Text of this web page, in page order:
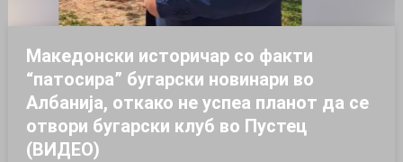
Македонски историчар со факти
“патосира” бугарски новинари во
Албанија, откако не успеа планот да се
отвори бугарски клуб во Пустец
(ВИДЕО)